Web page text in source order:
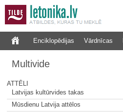
Enciklopēdijas Vārdnīcas
Multivide
ATTĒLI
Latvijas kultūrvides takas
Mūsdienu Latvija attēlos